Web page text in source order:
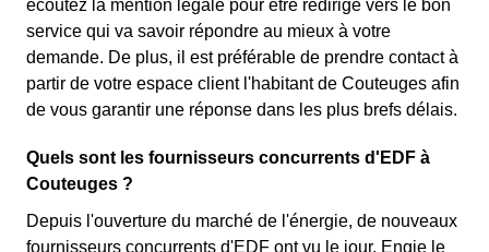
écoutez la mention légale pour être redirigé vers le bon
service qui va savoir répondre au mieux à votre
demande. De plus, il est préférable de prendre contact à
partir de votre espace client l'habitant de Couteuges afin
de vous garantir une réponse dans les plus brefs délais.
Quels sont les fournisseurs concurrents d'EDF à
Couteuges ?
Depuis l'ouverture du marché de l'énergie, de nouveaux
fournisseurs concurrents d'EDF ont vu le jour. Engie le